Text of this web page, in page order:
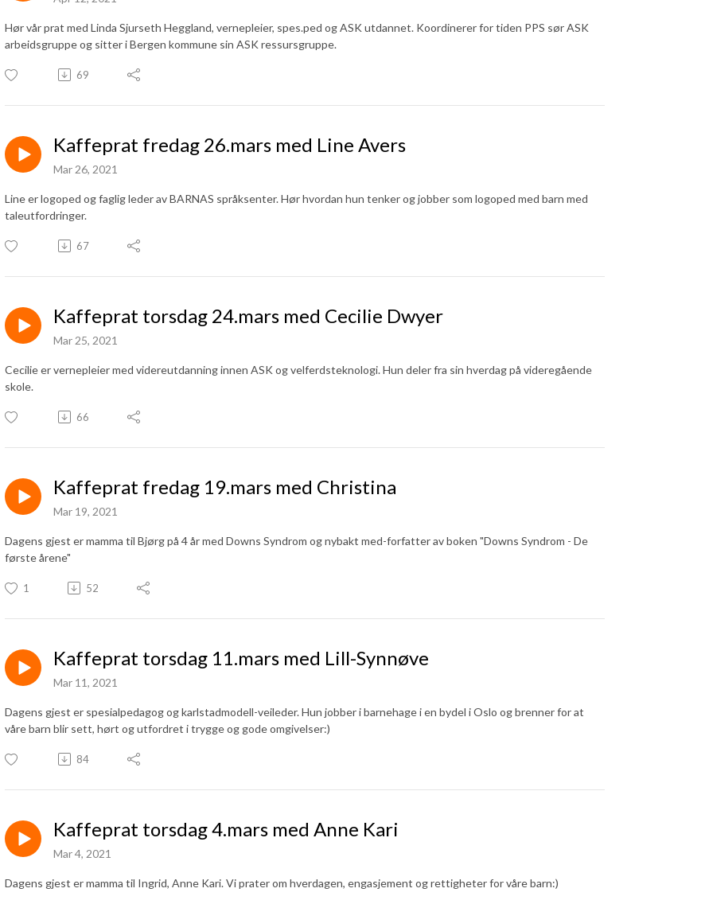
Hør vår prat med Linda Sjurseth Heggland, vernepleier, spes.ped og ASK utdannet. Koordinerer for tiden PPS sør ASK
arbeidsgruppe og sitter i Bergen kommune sin ASK ressursgruppe.
69
Kaffeprat fredag 26.mars med Line Avers
Mar 26, 2021
Line er logoped og faglig leder av BARNAS språksenter. Hør hvordan hun tenker og jobber som logoped med barn med
taleutfordringer.
67
Kaffeprat torsdag 24.mars med Cecilie Dwyer
Mar 25, 2021
Cecilie er vernepleier med videreutdanning innen ASK og velferdsteknologi. Hun deler fra sin hverdag på videregående
skole.
66
Kaffeprat fredag 19.mars med Christina
Mar 19, 2021
Dagens gjest er mamma til Bjørg på 4 år med Downs Syndrom og nybakt med-forfatter av boken "Downs Syndrom - De
første årene"
1 52
Kaffeprat torsdag 11.mars med Lill-Synnøve
Mar 11, 2021
Dagens gjest er spesialpedagog og karlstadmodell-veileder. Hun jobber i barnehage i en bydel i Oslo og brenner for at
våre barn blir sett, hørt og utfordret i trygge og gode omgivelser:)
84
Kaffeprat torsdag 4.mars med Anne Kari
Mar 4, 2021
Dagens gjest er mamma til Ingrid, Anne Kari. Vi prater om hverdagen, engasjement og rettigheter for våre barn:)